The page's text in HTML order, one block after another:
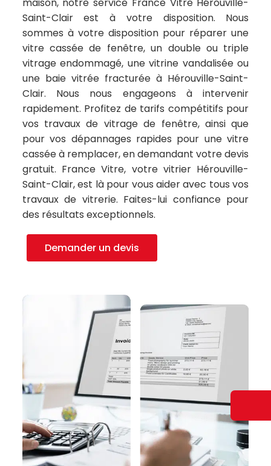
Saint-Clair est à votre disposition. Nous
sommes à votre disposition pour réparer une
vitre cassée de fenêtre, un double ou triple
vitrage endommagé, une vitrine vandalisée ou
une baie vitrée fracturée à Hérouville-Saint-
Clair. Nous nous engageons à intervenir
rapidement. Profitez de tarifs compétitifs pour
vos travaux de vitrage de fenêtre, ainsi que
pour vos dépannages rapides pour une vitre
cassée à remplacer, en demandant votre devis
gratuit. France Vitre, votre vitrier Hérouville-
Saint-Clair, est là pour vous aider avec tous vos
travaux de vitrerie. Faites-lui confiance pour
des résultats exceptionnels.
Demander un devis